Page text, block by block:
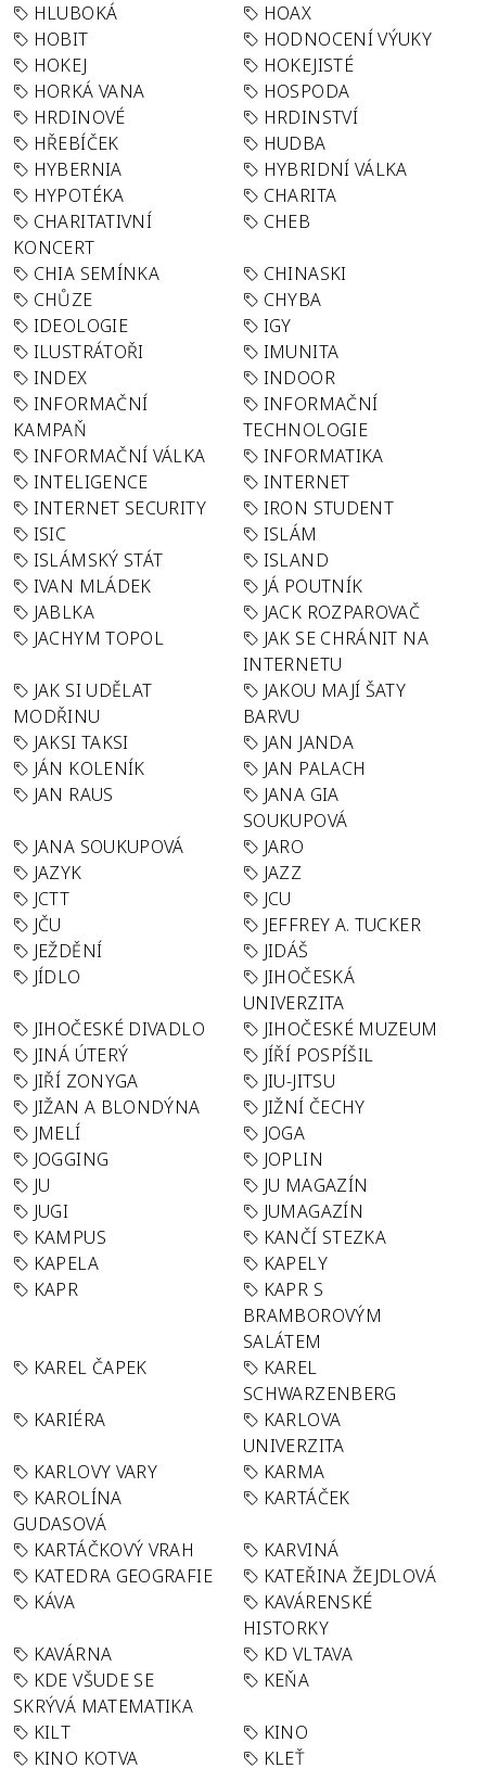
HLUBOKÁ
HOAX
HOBIT
HODNOCENÍ VÝUKY
HOKEJ
HOKEJISTÉ
HORKÁ VANA
HOSPODA
HRDINOVÉ
HRDINSTVÍ
HŘEBÍČEK
HUDBA
HYBERNIA
HYBRIDNÍ VÁLKA
HYPOTÉKA
CHARITA
CHARITATIVNÍ
KONCERT
CHEB
CHIA SEMÍNKA
CHINASKI
CHŮZE
CHYBA
IDEOLOGIE
IGY
ILUSTRÁTOŘI
IMUNITA
INDEX
INDOOR
INFORMAČNÍ
KAMPAŇ
INFORMAČNÍ
TECHNOLOGIE
INFORMAČNÍ VÁLKA
INFORMATIKA
INTELIGENCE
INTERNET
INTERNET SECURITY
IRON STUDENT
ISIC
ISLÁM
ISLÁMSKÝ STÁT
ISLAND
IVAN MLÁDEK
JÁ POUTNÍK
JABLKA
JACK ROZPAROVAČ
JACHYM TOPOL
JAK SE CHRÁNIT NA
INTERNETU
JAK SI UDĚLAT
MODŘINU
JAKOU MAJÍ ŠATY
BARVU
JAKSI TAKSI
JAN JANDA
JÁN KOLENÍK
JAN PALACH
JAN RAUS
JANA GIA
SOUKUPOVÁ
JANA SOUKUPOVÁ
JARO
JAZYK
JAZZ
JCTT
JCU
JČU
JEFFREY A. TUCKER
JEŽDĚNÍ
JIDÁŠ
JÍDLO
JIHOČESKÁ
UNIVERZITA
JIHOČESKÉ DIVADLO
JIHOČESKÉ MUZEUM
JINÁ ÚTERÝ
JÍŘÍ POSPÍŠIL
JIŘÍ ZONYGA
JIU-JITSU
JIŽAN A BLONDÝNA
JIŽNÍ ČECHY
JMELÍ
JOGA
JOGGING
JOPLIN
JU
JU MAGAZÍN
JUGI
JUMAGAZÍN
KAMPUS
KANČÍ STEZKA
KAPELA
KAPELY
KAPR
KAPR S
BRAMBOROVÝM
SALÁTEM
KAREL ČAPEK
KAREL
SCHWARZENBERG
KARIÉRA
KARLOVA
UNIVERZITA
KARLOVY VARY
KARMA
KAROLÍNA
GUDASOVÁ
KARTÁČEK
KARTÁČKOVÝ VRAH
KARVINÁ
KATEDRA GEOGRAFIE
KATEŘINA ŽEJDLOVÁ
KÁVA
KAVÁRENSKÉ
HISTORKY
KAVÁRNA
KD VLTAVA
KDE VŠUDE SE
SKRÝVÁ MATEMATIKA
KEŇA
KILT
KINO
KINO KOTVA
KLEŤ